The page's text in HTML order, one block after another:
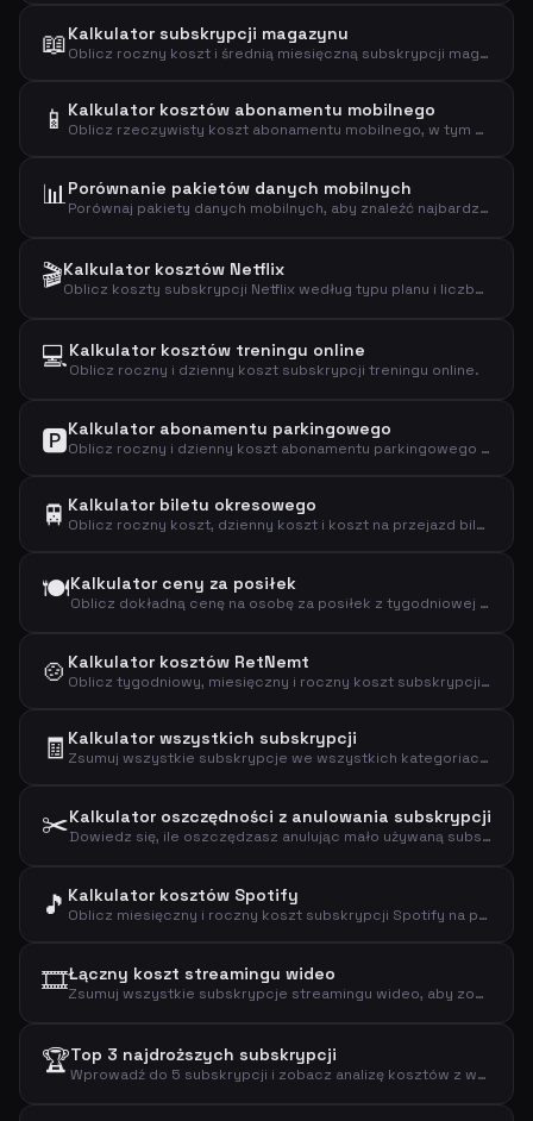
📖Kalkulator subskrypcji magazynu
Oblicz roczny koszt i średnią miesięczną subskrypcji magazynu na podstawie ceny za numer.
📱 Kalkulator kosztów abonamentu mobilnego
Oblicz rzeczywisty koszt abonamentu mobilnego, w tym opłatę aktywacyjną, koszt roczny, dzienny i koszt za GB danych.
📊Porównanie pakietów danych mobilnych
Porównaj pakiety danych mobilnych, aby znaleźć najbardziej opłacalny plan w oparciu o rzeczywiste zużycie danych.
🎬Kalkulator kosztów Netflix
Oblicz koszty subskrypcji Netflix według typu planu i liczby użytkowników, aby poznać swoje wydatki miesięczne, roczne i dzienne.
💻Kalkulator kosztów treningu online
Oblicz roczny i dzienny koszt subskrypcji treningu online.
🅿️Kalkulator abonamentu parkingowego
Oblicz roczny i dzienny koszt abonamentu parkingowego i sprawdź, czy się opłaca.
🚆 Kalkulator biletu okresowego
Oblicz roczny koszt, dzienny koszt i koszt na przejazd biletu okresowego.
🍽️Kalkulator ceny za posiłek
Oblicz dokładną cenę na osobę za posiłek z tygodniowej subskrypcji zestawu obiadowego.
🍲 Kalkulator kosztów RetNemt
Oblicz tygodniowy, miesięczny i roczny koszt subskrypcji zestawu obiadowego RetNemt.
🧾 Kalkulator wszystkich subskrypcji
Zsumuj wszystkie subskrypcje we wszystkich kategoriach, aby zobaczyć łączną kwotę wydawaną miesięcznie, rocznie i dziennie.
✂️Kalkulator oszczędności z anulowania subskrypcji
Dowiedz się, ile oszczędzasz anulując mało używaną subskrypcję i zobacz rzeczywisty koszt za użycie.
🎵 Kalkulator kosztów Spotify
Oblicz miesięczny i roczny koszt subskrypcji Spotify na podstawie wybranego planu.
🎞️Łączny koszt streamingu wideo
Zsumuj wszystkie subskrypcje streamingu wideo, aby zobaczyć łączny koszt miesięczny, roczny i dzienny.
🏆Top 3 najdroższych subskrypcji
Wprowadź do 5 subskrypcji i zobacz analizę kosztów z wyróżnieniem najdroższych.